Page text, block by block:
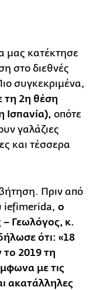
μας κατέκτησε
στο διεθνές
συγκεκριμένα,
τη 2η θέση
Ισπανία), οπότε
γαλάζιες
και τέσσερα
Πριν από
iefimerida, ο
Γεωλόγος, κ.
ότι: «18
το 2019 τη
με τις
ακατάλληλες